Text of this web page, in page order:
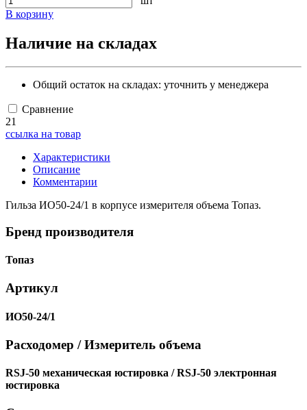
В корзину
Наличие на складах
Общий остаток на складах: уточнить у менеджера
Сравнение
21
ссылка на товар
Характеристики
Описание
Комментарии
Гильза ИО50-24/1 в корпусе измерителя объема Топаз.
Бренд производителя
Топаз
Артикул
ИО50-24/1
Расходомер / Измеритель объема
RSJ-50 механическая юстировка / RSJ-50 электронная
юстировка